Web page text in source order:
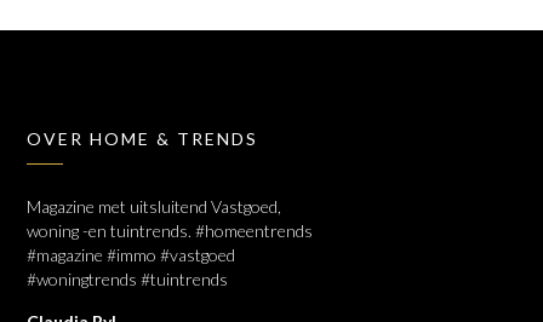
OVER HOME & TRENDS
Magazine met uitsluitend Vastgoed,
woning -en tuintrends. #homeentrends
#magazine #immo #vastgoed
#woningtrends #tuintrends